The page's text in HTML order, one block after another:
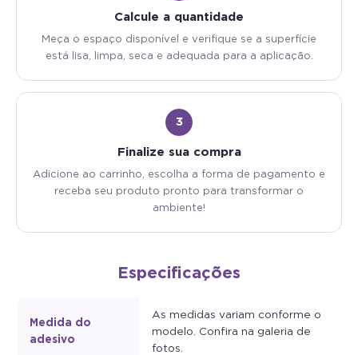
Calcule a quantidade
Meça o espaço disponível e verifique se a superfície
está lisa, limpa, seca e adequada para a aplicação.
3
Finalize sua compra
Adicione ao carrinho, escolha a forma de pagamento e
receba seu produto pronto para transformar o
ambiente!
Especificações
Medida do
adesivo
As medidas variam conforme o
modelo. Confira na galeria de
fotos.